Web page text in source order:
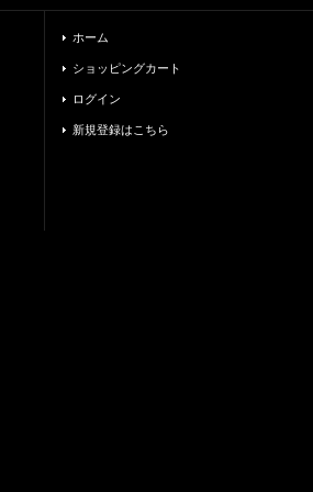
ホーム
ショッピングカート
ログイン
新規登録はこちら